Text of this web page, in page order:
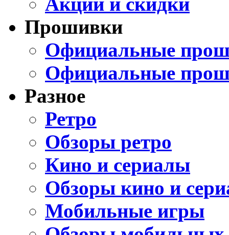
Прошивки
Официальные
Официальные
Разное
Ретро
Обзоры ретро
Кино и сериалы
Обзоры кино и
Мобильные игры